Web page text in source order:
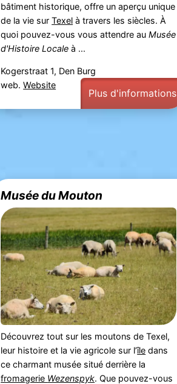
bâtiment historique, offre un aperçu unique
de la vie surTexel à travers les siècles. À
quoi pouvez-vous vous attendre auMusée
d'Histoire Locale à ...
Kogerstraat 1, Den Burg
web.Website
Plus d'informations
Musée du Mouton
Découvrez tout sur les moutons de Texel,
leur histoire et la vie agricole sur l’île dans
ce charmant musée situé derrière la
fromagerie Wezenspyk. Que pouvez-vous